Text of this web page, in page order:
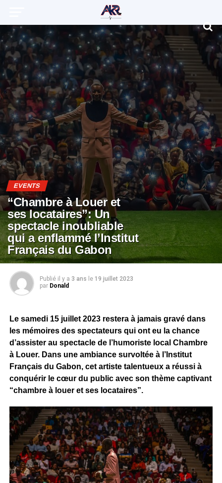
EVENTS
“Chambre à Louer et
ses locataires”: Un
spectacle inoubliable
qui a enflammé l’Institut
Français du Gabon
Publié il y a 3 ans le 19 juillet 2023
par Donald
Le samedi 15 juillet 2023 restera à jamais gravé dans
les mémoires des spectateurs qui ont eu la chance
d’assister au spectacle de l’humoriste local Chambre
à Louer. Dans une ambiance survoltée à l’Institut
Français du Gabon, cet artiste talentueux a réussi à
conquérir le cœur du public avec son thème captivant
“chambre à louer et ses locataires”.